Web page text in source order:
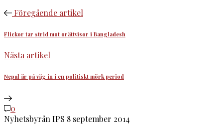
Föregående artikel
Flickor tar strid mot orättvisor i Bangladesh
Nästa artikel
Nepal är på väg in i en politiskt mörk period
0
Nyhetsbyrån IPS 8 september 2014